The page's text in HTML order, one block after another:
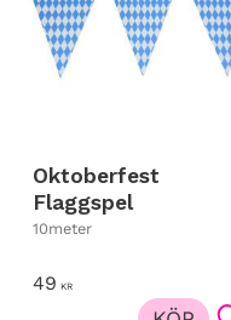
Oktoberfest
Flaggspel
10meter
49 KR